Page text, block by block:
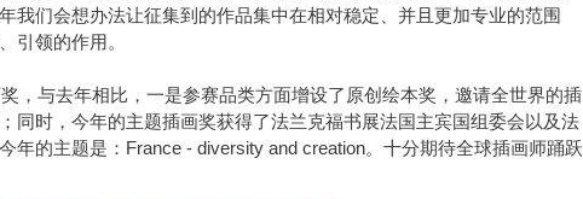
我们会想办法让征集到的作品集中在相对稳定、并且更加专业的范围
引领的作用。
，与去年相比，一是参赛品类方面增设了原创绘本奖，邀请全世界的插
同时，今年的主题插画奖获得了法兰克福书展法国主宾国组委会以及法
年的主题是：France - diversity and creation。十分期待全球插画师踊跃